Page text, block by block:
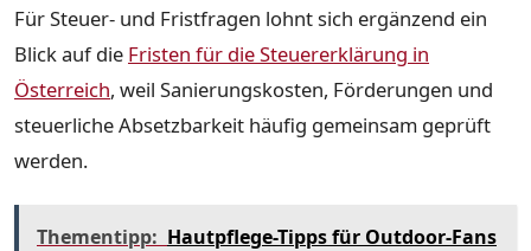
Für Steuer- und Fristfragen lohnt sich ergänzend ein
Blick auf die Fristen für die Steuererklärung in
Österreich, weil Sanierungskosten, Förderungen und
steuerliche Absetzbarkeit häufig gemeinsam geprüft
werden.
Thementipp: Hautpflege-Tipps für Outdoor-Fans